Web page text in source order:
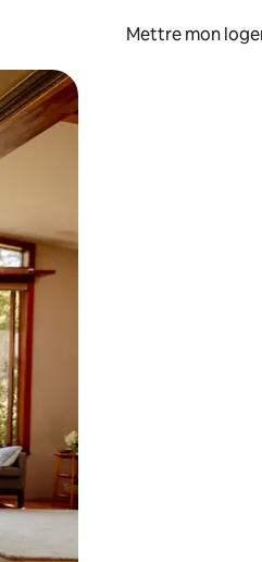
Mettre mon
glisser.